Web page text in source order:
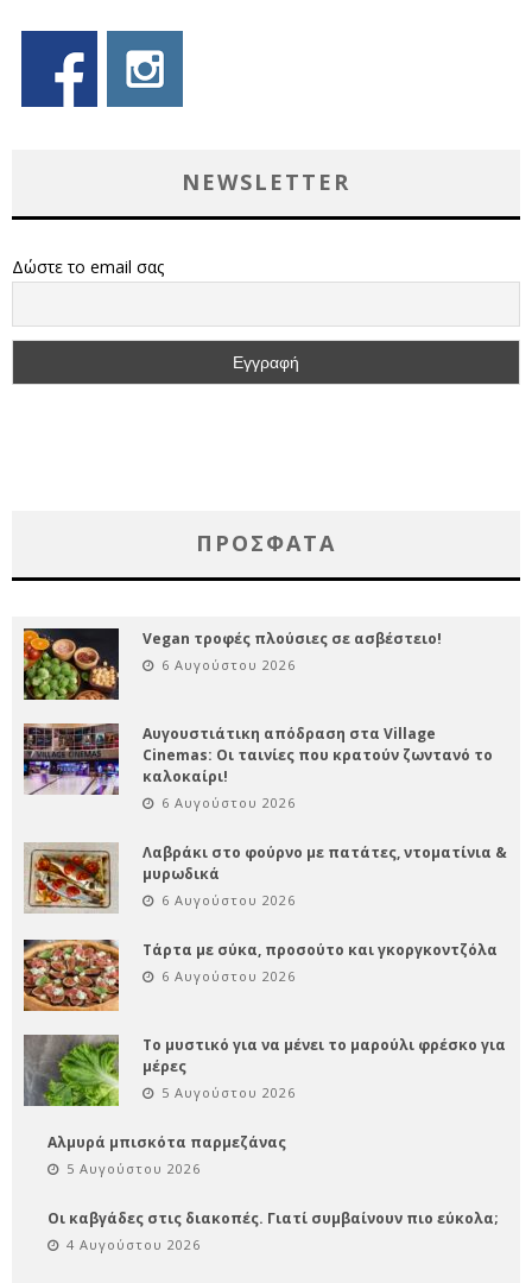
NEWSLETTER
Δώστε το email σας
ΠΡΌΣΦΑΤΑ
Vegan τροφές πλούσιες σε ασβέστειο!
6 Αυγούστου 2026
Αυγουστιάτικη απόδραση στα Village
Cinemas: Οι ταινίες που κρατούν ζωντανό το
καλοκαίρι!
6 Αυγούστου 2026
Λαβράκι στο φούρνο με πατάτες, ντοματίνια &
μυρωδικά
6 Αυγούστου 2026
Τάρτα με σύκα, προσούτο και γκοργκοντζόλα
6 Αυγούστου 2026
Το μυστικό για να μένει το μαρούλι φρέσκο για
μέρες
5 Αυγούστου 2026
Αλμυρά μπισκότα παρμεζάνας
5 Αυγούστου 2026
Οι καβγάδες στις διακοπές. Γιατί συμβαίνουν πιο εύκολα;
4 Αυγούστου 2026